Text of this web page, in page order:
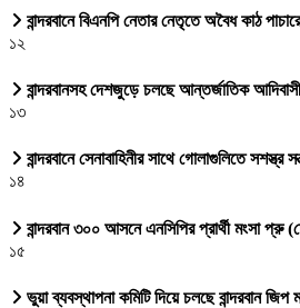
বান্দরবানে বিএনপি নেতার নেতৃতে অবৈধ কাঠ
১২
বান্দরবানসহ দেশজুড়ে চলছে আন্তর্জাতিক
১৩
বান্দরবানে সেনাবাহিনীর সাথে গোলাগুলিতে সশস্ত্র
১৪
বান্দরবান ৩০০ আসনে এনসিপির প্রার্থী মংসা প্রু
১৫
ভুয়া ব্যবস্থাপনা কমিটি দিয়ে চলছে বান্দরবান জিপ